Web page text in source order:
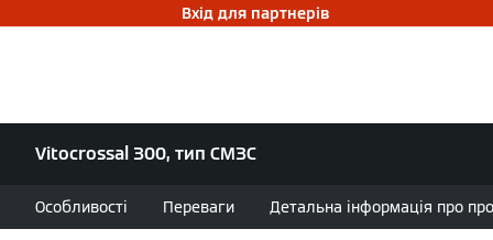
Вхід для партнерів
Vitocrossal 300, тип CM3C
Особливості Переваги Детальна інформація про